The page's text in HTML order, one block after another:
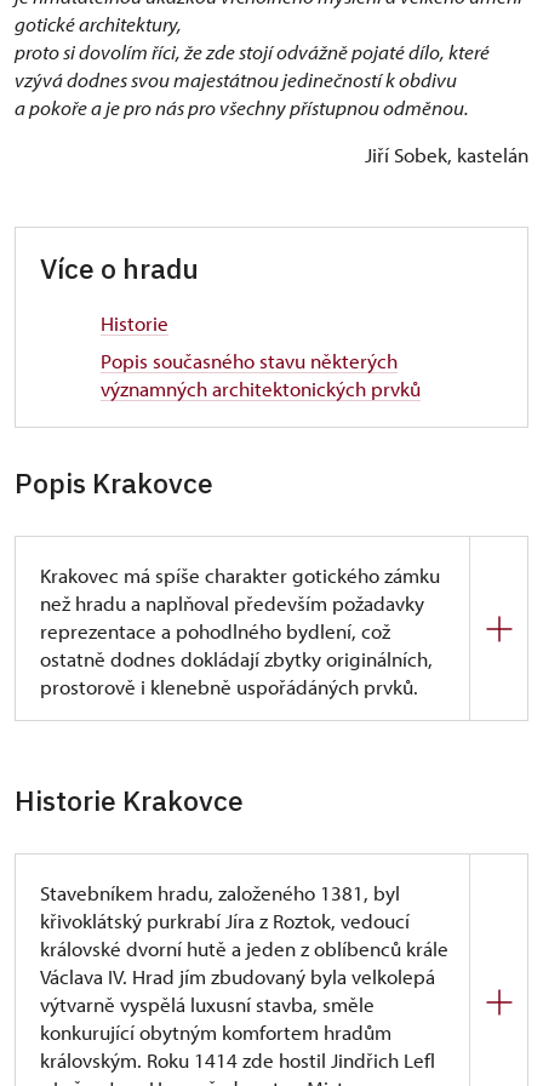
gotické architektury,
proto si dovolím říci, že zde stojí odvážně pojaté dílo, které
vzývá dodnes svou majestátnou jedinečností k obdivu
a pokoře a je pro nás pro všechny přístupnou odměnou.
Jiří Sobek, kastelán
Více o hradu
Historie
Popis současného stavu některých
významných architektonických prvků
Popis Krakovce
Krakovec má spíše charakter gotického zámku
než hradu a naplňoval především požadavky
reprezentace a pohodlného bydlení, což
ostatně dodnes dokládají zbytky originálních,
prostorově i klenebně uspořádáných prvků.
věž (nepřevyšující palácové budovy), připojenou
k hradbě vymezující zadní obytnou část hradu,
prostory prvního patra s velkým sálem s krbem
a náročně ztvárněnou kaplí s arkýřově vysunutým
presbyteriem v jihovýchodním nároží paláce.
Obranná funkce hradu byla značně potlačena, což
dokládají i velká okna v přízemí palácové části.
Nejpozoruhodnějším místem se jeví prostor kaple
Historie Krakovce
Stavebníkem hradu, založeného 1381, byl
křivoklátský purkrabí Jíra z Roztok, vedoucí
královské dvorní hutě a jeden z oblíbenců krále
Václava IV. Hrad jím zbudovaný byla velkolepá
výtvarně vyspělá luxusní stavba, směle
konkurující obytným komfortem hradům
královským. Roku 1414 zde hostil Jindřich Lefl